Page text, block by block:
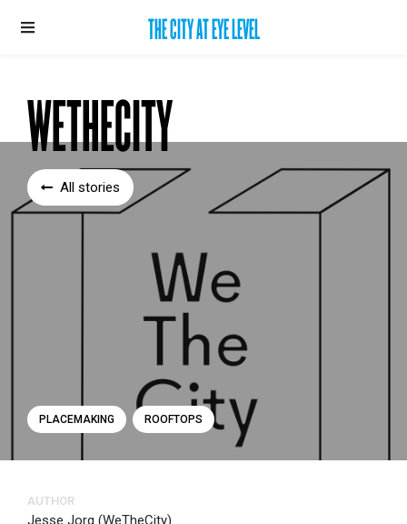
THE CITY AT EYE LEVEL
WETHECITY
All stories
PLACEMAKING ROOFTOPS
AUTHOR
Jesse Jorg (WeTheCity)